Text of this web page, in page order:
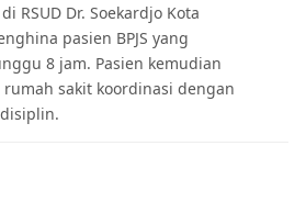
RSUD Dr. Soekardjo Kota
pasien BPJS yang
8 jam. Pasien kemudian
sakit koordinasi dengan